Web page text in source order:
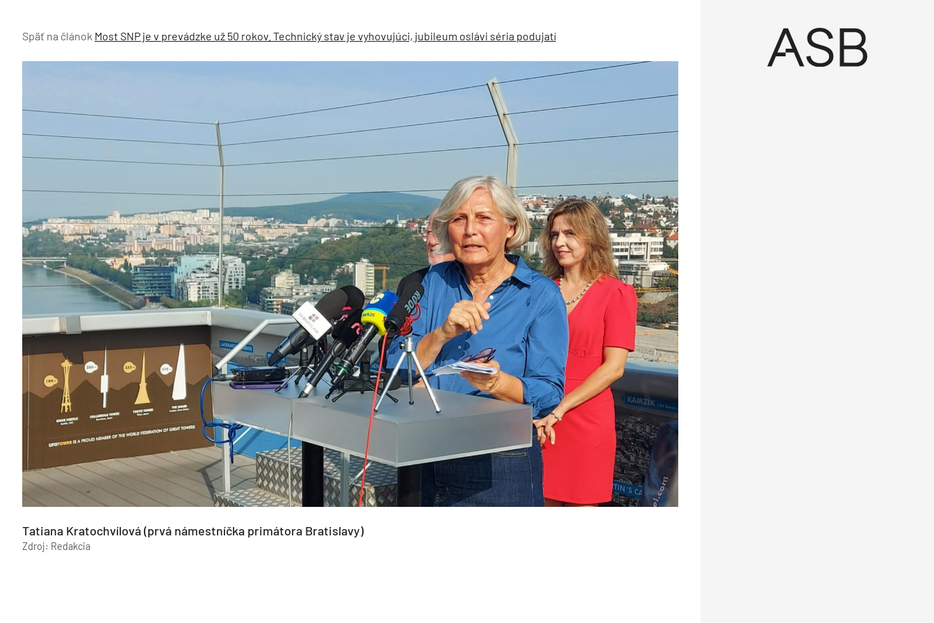
Späť na článok Most SNP je v prevádzke už 50 rokov. Technický stav je vyhovujúci, jubileum oslávi séria podujatí
Tatiana Kratochvílová (prvá námestníčka primátora Bratislavy)
Zdroj: Redakcia